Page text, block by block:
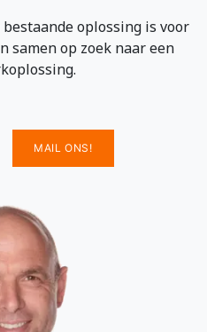
oplossing is voor
samen op zoek naar een
MAIL ONS!